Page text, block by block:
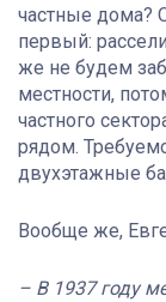
частные дома?
первый:
же не будем
местности,
частного
рядом.
двухэтажные
Вообще же,
– В 1937 году